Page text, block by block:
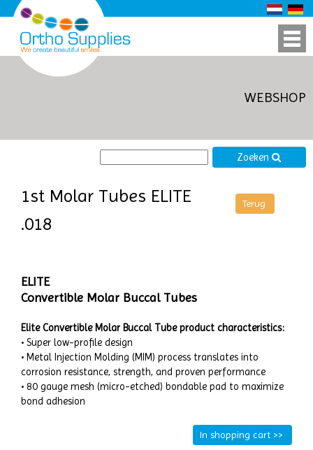
WEBSHOP
Zoeken
1st Molar Tubes ELITE
.018
ELITE
Convertible Molar Buccal Tubes
Elite Convertible Molar Buccal Tube product characteristics:
• Super low-profile design
• Metal Injection Molding (MIM) process translates into
corrosion resistance, strength, and proven performance
• 80 gauge mesh (micro-etched) bondable pad to maximize
bond adhesion